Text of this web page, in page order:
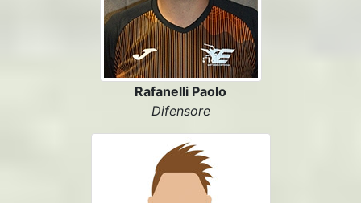
Rafanelli Paolo
Difensore